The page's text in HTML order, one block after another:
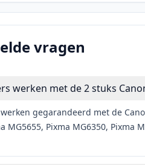
vragen
werken met de 2 stuks
gegarandeerd met de
MG5655, Pixma MG6350, Pixma